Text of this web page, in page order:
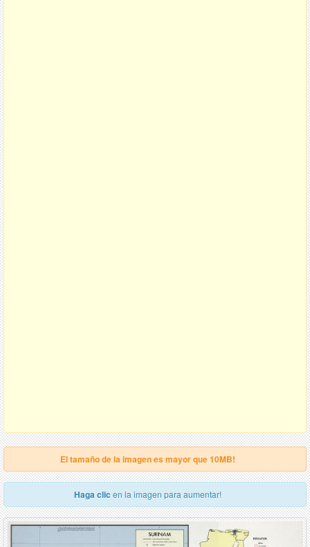
El tamaño de la imagen es mayor que 10MB!
Haga clic en la imagen para aumentar!